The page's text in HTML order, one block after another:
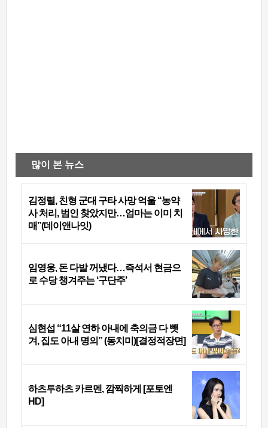
많이 본 뉴스
김정렬, 친형 군대 구타 사망 억울 “농약
사 처리, 범인 찾았지만…엄마는 이미 치
매”(데이앤나잇)
임영웅, 돈 다발 꺼냈다…즉석서 현금으
로 수당 챙겨주는 ‘구단주’
심현섭 “11살 연하 아내에 축의금 다 뺏
겨, 집도 아내 명의” (동치미)[결정적장면]
하츠투하츠 카르멘, 깜찍하게 [포토엔
HD]